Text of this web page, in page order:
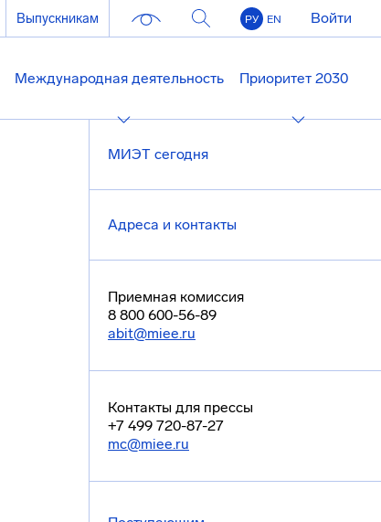
Выпускникам РУ EN Войти
Международная деятельность Приоритет 2030
МИЭТ сегодня
Адреса и контакты
Приемная комиссия
8 800 600-56-89
abit@miee.ru
Контакты для прессы
+7 499 720-87-27
mc@miee.ru